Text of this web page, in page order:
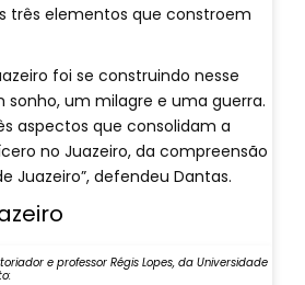
três elementos que constroem
foi se construindo nesse
sonho, um milagre e uma guerra.
aspectos que consolidam a
no Juazeiro, da compreensão
Juazeiro”, defendeu Dantas.
e professor Régis Lopes, da Universidade